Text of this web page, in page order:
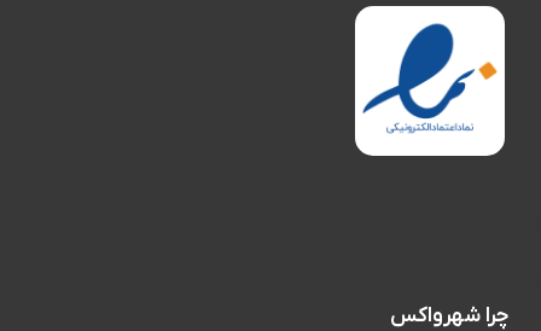
چرا شهرواکس